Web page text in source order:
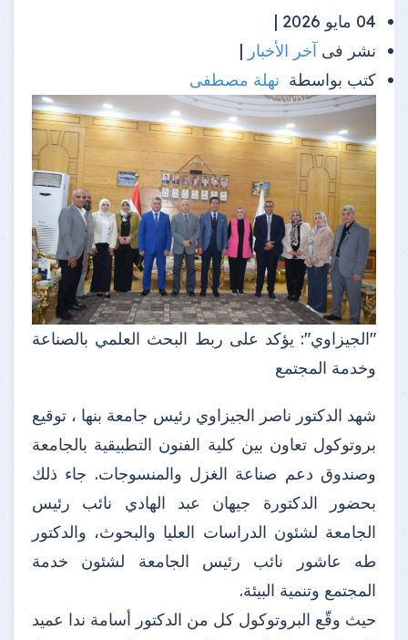
04 مايو 2026 |
نشر فى آخر الأخبار |
كتب بواسطة نهلة مصطفى
"الجيزاوي": يؤكد على ربط البحث العلمي بالصناعة
وخدمة المجتمع
شهد الدكتور ناصر الجيزاوي رئيس جامعة بنها ، توقيع
بروتوكول تعاون بين كلية الفنون التطبيقية بالجامعة
وصندوق دعم صناعة الغزل والمنسوجات. جاء ذلك
بحضور الدكتورة جيهان عبد الهادي نائب رئيس
الجامعة لشئون الدراسات العليا والبحوث، والدكتور
طه عاشور نائب رئيس الجامعة لشئون خدمة
المجتمع وتنمية البيئة.
حيث وقّع البروتوكول كل من الدكتور أسامة ندا عميد